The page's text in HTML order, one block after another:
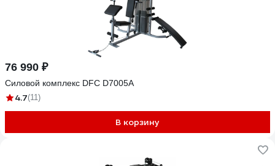
76 990 ₽
Силовой комплекс DFC D7005A
4.7(11)
В корзину